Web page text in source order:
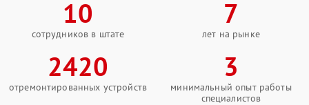
10
сотрудников в штате
7
лет на рынке
2420
отремонтированных устройств
3
минимальный опыт работы
специалистов